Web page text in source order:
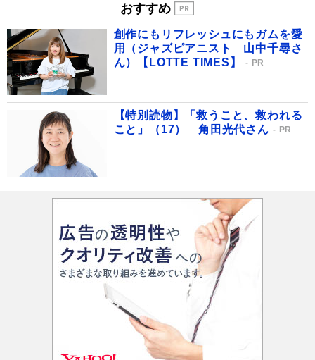
おすすめ
創作にもリフレッシュにもガムを愛
用（ジャズピアニスト 山中千尋さ
ん）【LOTTE TIMES】
PR
【特別読物】「救うこと、救われる
こと」（17） 角田光代さん
PR